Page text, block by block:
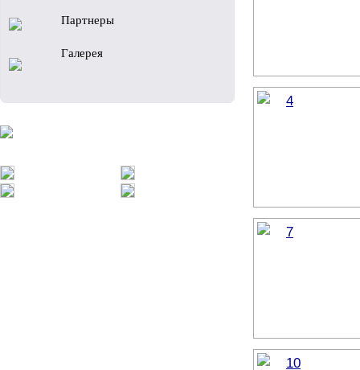
Партнеры
Галерея